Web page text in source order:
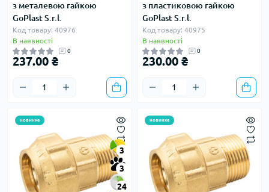
з металевою гайкою
GoPlast S.r.l.
Код товару: 40976
В наявності
0
237.00 ₴
з пластиковою гайкою
GoPlast S.r.l.
Код товару: 40975
В наявності
0
230.00 ₴
новинка
3
3
24
новинка